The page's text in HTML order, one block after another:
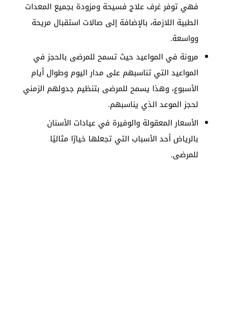
فهي توفر غرف علاج فسيحة ومزودة بجميع المعدات
الطبية اللازمة، بالإضافة إلى صالات استقبال مريحة
وواسعة.
مرونة في المواعيد حيث تسمح للمرضى بالحجز في
المواعيد التي تناسبهم على مدار اليوم وطوال أيام
الأسبوع، وهذا يسمح للمرضى بتنظيم جدولهم الزمني
لحجز الموعد الذي يناسبهم.
الأسعار المعقولة والوفيرة في عيادات الأسنان
بالرياض أحد الأسباب التي تجعلها خيارًا مثاليًا
للمرضى.